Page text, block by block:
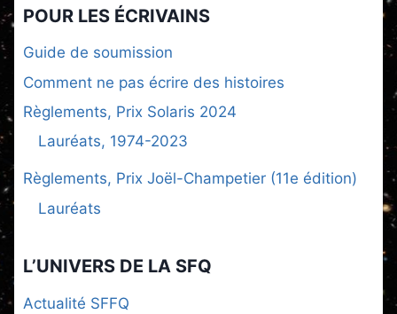
POUR LES ÉCRIVAINS
Guide de soumission
Comment ne pas écrire des histoires
Règlements, Prix Solaris 2024
Lauréats, 1974-2023
Règlements, Prix Joël-Champetier (11e édition)
Lauréats
L’UNIVERS DE LA SFQ
Actualité SFFQ